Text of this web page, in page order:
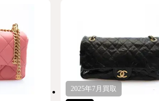
2025年7月 買取